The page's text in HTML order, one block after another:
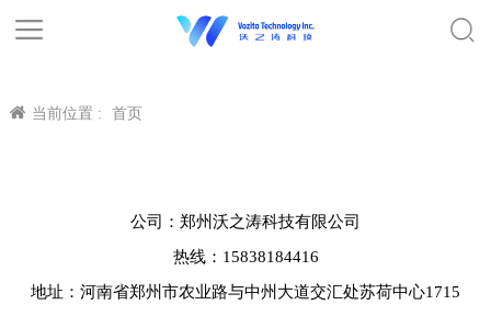
当前位置 : 首页
公司：郑州沃之涛科技有限公司
热线：15838184416
地址：河南省郑州市农业路与中州大道交汇处苏荷中心1715